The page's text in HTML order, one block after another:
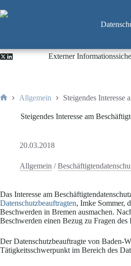
Inhalt
Externer
Allgemein Steigendes Interesse
Steigendes Interesse am
20.03.2018
Allgemein /
Das Interesse am
Datenschutzbeauftragten, Imke Sommer,
Beschwerden in Bremen ausmachen.
Beschwerden einen Bezug zu Fragen des
Der Datenschutzbeauftragte von Baden-
Tätigkeitsschwerpunkt im Bereich des